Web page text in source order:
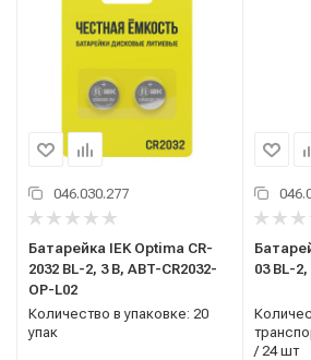
046.030.277
Батарейка IEK Optima CR-
2032 BL-2, 3 В, ABT-CR2032-
OP-L02
Количество в упаковке: 20
упак
03 BL-
/ 24 шт